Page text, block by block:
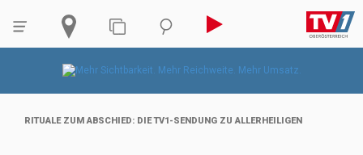
RITUALE ZUM ABSCHIED: DIE TV1-SENDUNG ZU ALLERHEILIGEN